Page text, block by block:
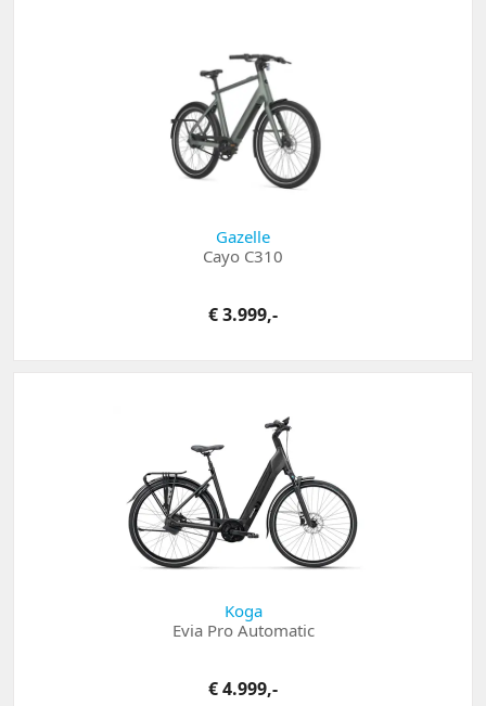
Gazelle
Cayo C310
€ 3.999,-
Koga
Evia Pro Automatic
€ 4.999,-